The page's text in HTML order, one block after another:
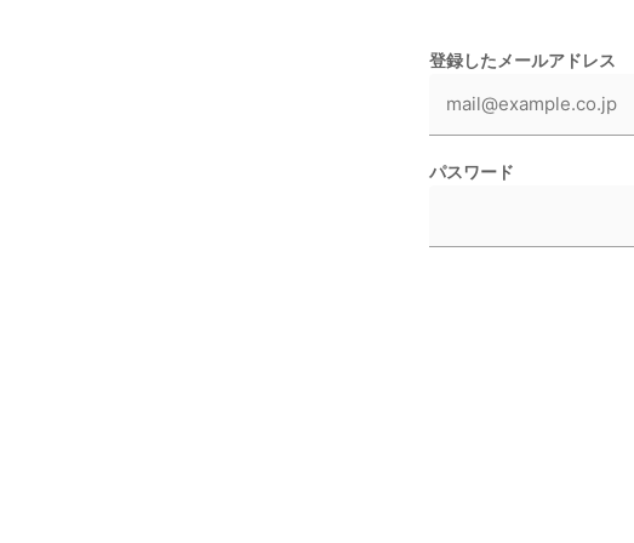
登録したメールアドレス
パスワード